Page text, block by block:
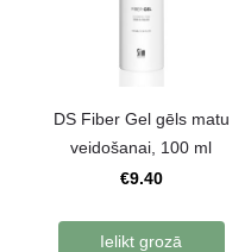
DS Fiber Gel gēls matu
veidošanai, 100 ml
€9.40
Ielikt grozā